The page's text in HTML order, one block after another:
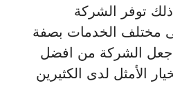
ذلك توفر الشركة
مختلف الخدمات بصفة
الشركة من افضل
الأمثل لدى الكثيرين